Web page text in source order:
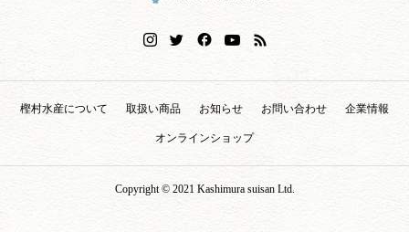
樫村水産について 取扱い商品 お知らせ お問い合わせ 企業情報
オンラインショップ
Copyright © 2021 Kashimura suisan Ltd.